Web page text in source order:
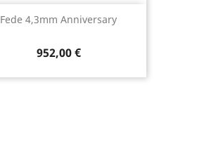
Fede 4,3mm Anniversary
Prezzo
952,00 €